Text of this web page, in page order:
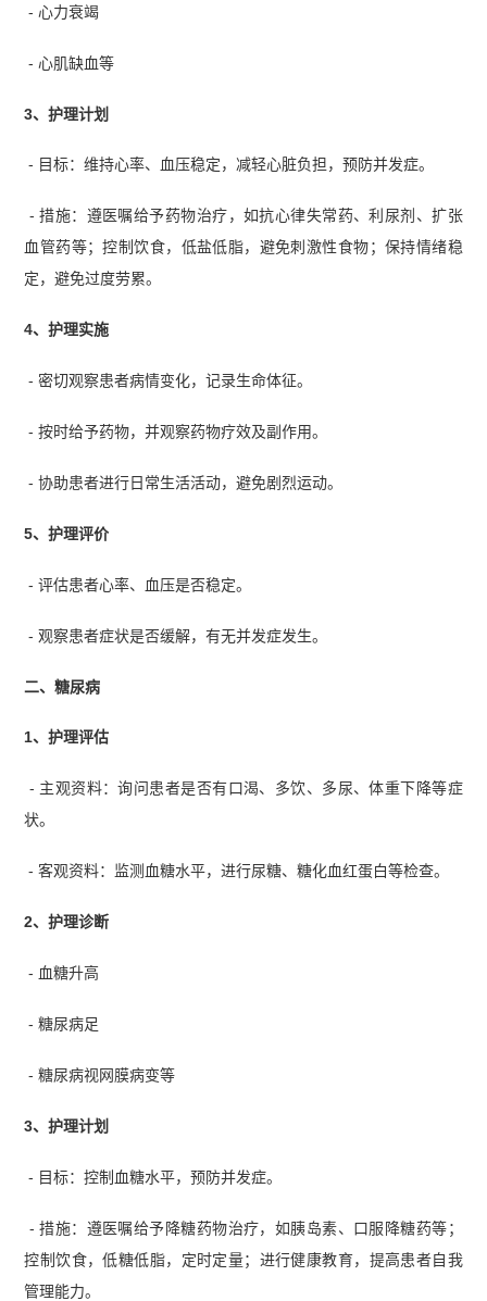
- 心力衰竭
- 心肌缺血等
3、护理计划
- 目标：维持心率、血压稳定，减轻心脏负担，预防并发症。
- 措施：遵医嘱给予药物治疗，如抗心律失常药、利尿剂、扩张
血管药等；控制饮食，低盐低脂，避免刺激性食物；保持情绪稳
定，避免过度劳累。
4、护理实施
- 密切观察患者病情变化，记录生命体征。
- 按时给予药物，并观察药物疗效及副作用。
- 协助患者进行日常生活活动，避免剧烈运动。
5、护理评价
- 评估患者心率、血压是否稳定。
- 观察患者症状是否缓解，有无并发症发生。
二、糖尿病
1、护理评估
- 主观资料：询问患者是否有口渴、多饮、多尿、体重下降等症
状。
- 客观资料：监测血糖水平，进行尿糖、糖化血红蛋白等检查。
2、护理诊断
- 血糖升高
- 糖尿病足
- 糖尿病视网膜病变等
3、护理计划
- 目标：控制血糖水平，预防并发症。
- 措施：遵医嘱给予降糖药物治疗，如胰岛素、口服降糖药等；
控制饮食，低糖低脂，定时定量；进行健康教育，提高患者自我
管理能力。